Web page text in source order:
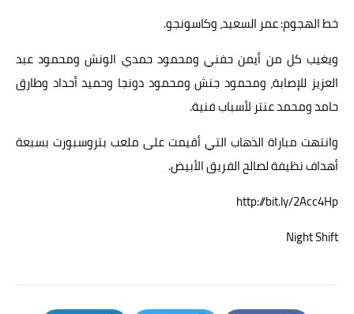
خط الهجوم: عمر السعيد، وكاسونجو.
ويغيب كل من أيمن حفني ومحمود حمدي الونش ومحمود عبد
العزيز للإصابة، ومحمود جنش ومحمود دونجا وحميد أحداد وطارق
حامد ومحمد عنتر لأسباب فنية.
وانتهت مباراة الذهاب التي أقيمت على ملعب بتروسبورت بسبعة
أهداف نظيفة لصالح الفريق الأبيض.
http://bit.ly/2Acc4Hp
Night Shift